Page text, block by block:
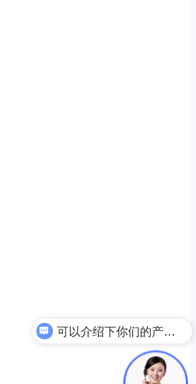
可以介绍下你们的产品么
电力光模块